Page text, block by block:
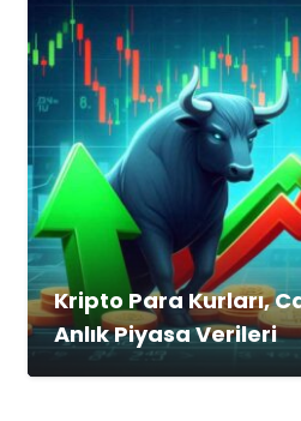
Kripto Para Kurları,
Anlık Piyasa Verileri